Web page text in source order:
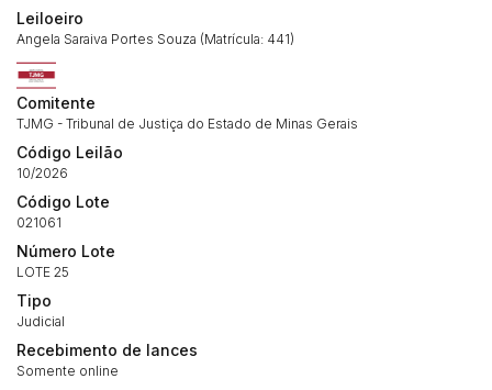
Leiloeiro
Angela Saraiva Portes Souza (Matrícula: 441)
Comitente
TJMG - Tribunal de Justiça do Estado de Minas Gerais
Código Leilão
10/2026
Código Lote
021061
Número Lote
LOTE 25
Tipo
Judicial
Recebimento de lances
Somente online
14/04/2025 18:43:11 TIAGOFELIPE
14/04/2025 18:43:11 TIAGOFELIPE